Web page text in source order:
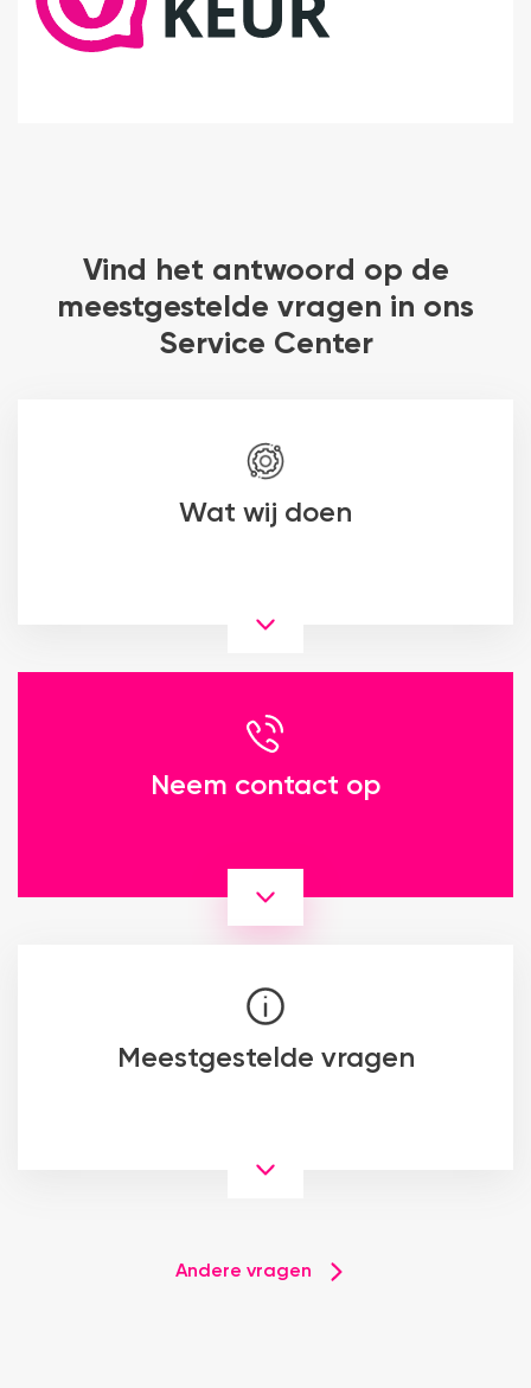
Vind het antwoord op de
meestgestelde vragen in ons
Service Center
Wat wij doen
Neem contact op
Meestgestelde vragen
Andere vragen